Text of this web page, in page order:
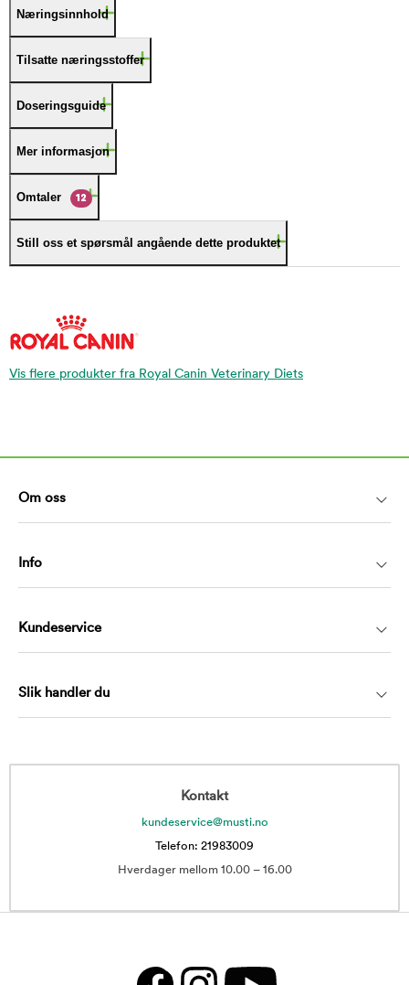
Næringsinnhold
Tilsatte næringsstoffer
Doseringsguide
Mer informasjon
Omtaler 12
Still oss et spørsmål angående dette produktet
Vis flere produkter fra Royal Canin Veterinary Diets
Om oss
Info
Kundeservice
Slik handler du
Kontakt
kundeservice@musti.no
Telefon: 21983009
Hverdager mellom 10.00 – 16.00